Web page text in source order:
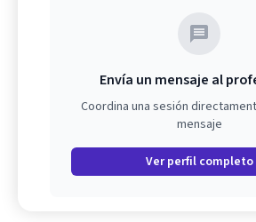
Envía un mensaje al
Coordina una sesión
mensaje
Ver perfil completo